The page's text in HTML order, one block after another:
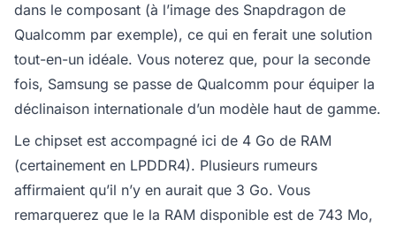
dans le composant (à l’image des Snapdragon de
Qualcomm par exemple), ce qui en ferait une solution
tout-en-un idéale. Vous noterez que, pour la seconde
fois, Samsung se passe de Qualcomm pour équiper la
déclinaison internationale d’un modèle haut de gamme.
Le chipset est accompagné ici de 4 Go de RAM
(certainement en LPDDR4). Plusieurs rumeurs
affirmaient qu’il n’y en aurait que 3 Go. Vous
remarquerez que le la RAM disponible est de 743 Mo,